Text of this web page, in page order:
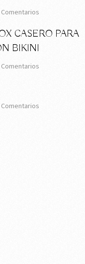
Comentarios
CASERO PARA
BIKINI
Comentarios
Comentarios